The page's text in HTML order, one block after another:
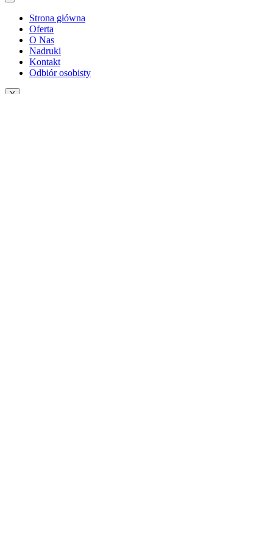
Strona główna
Oferta
O Nas
Nadruki
Kontakt
Odbiór osobisty
X